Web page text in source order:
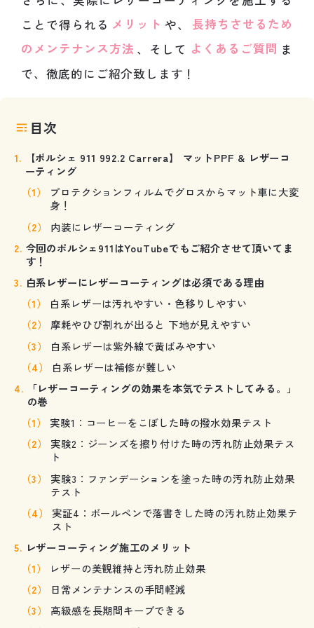
ことで得られる メリット や、
長持ちさせるため
のメンテナンス方法 、そして よくあるご質問 ま
で、徹底的にご紹介致します！
目次
【ポルシェ 911 992.2 Carrera】 マットPPF & レザーコ
ーティング
プロテクションフィルムでグロスからマット車に大変
身！
内装にレザーコーティング
今回のポルシェ911はYouTubeでもご紹介させて頂いてま
す！
白系レザーにレザーコーティングは必須である理由
白系レザーは汚れやすい・色移りしやすい
摩耗やひび割れが出ると 下地が見えやすい
白系レザーは紫外線で黄ばみやすい
白系レザーは補修が難しい
「レザーコーティングの効果を本気でテストしてみる。」
の巻
実験1：コーヒーをこぼした時の撥水効果テスト
実験2：ジーンズを擦り付けた時の汚れ防止効果テス
ト
実験3：ファンデーションを塗った時の汚れ防止効果
テスト
実証4：ボールペンで落書きした時の汚れ防止効果テ
スト
レザーコーティング施工のメリット
レザーの美観維持と汚れ防止効果
日常メンテナンスの手間軽減
高級感を長期間キープできる